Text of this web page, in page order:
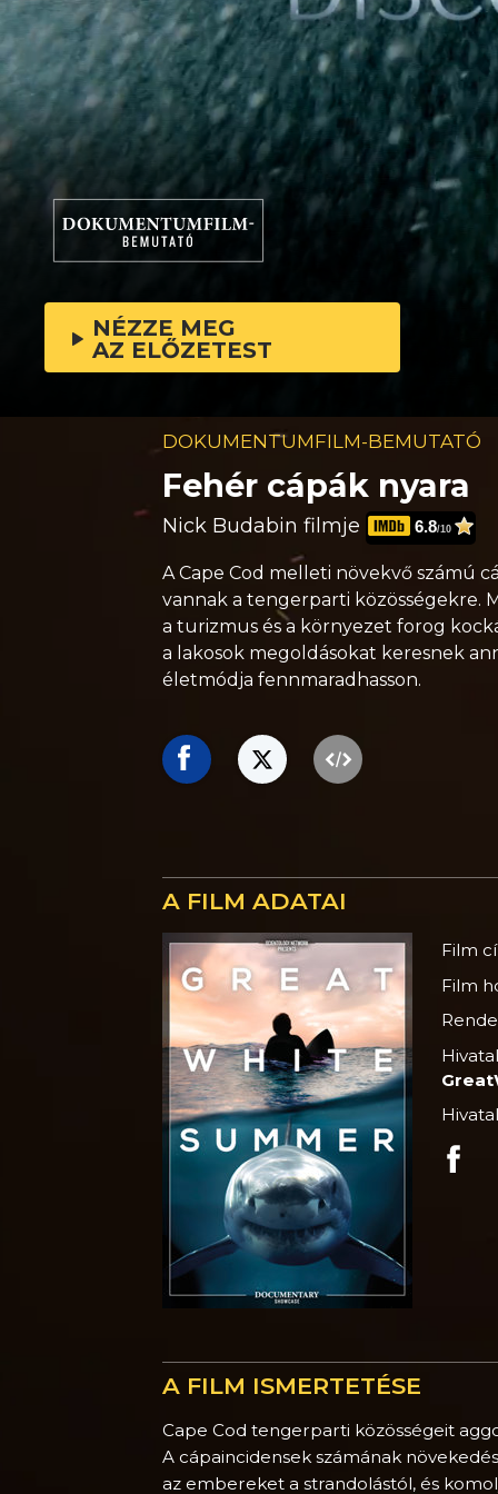
NÉZZE MEG
AZ ELŐZETEST
DOKUMENTUMFILM-BEMUTATÓ
Fehér cápák nyara
Nick Budabin filmje 6.8/10
A Cape Cod melleti növekvő számú
vannak a tengerparti közösségekre.
a turizmus és a környezet forog
a lakosok megoldásokat keresnek
életmódja fennmaradhasson.
A FILM ADATAI
Film
Film
A FILM ISMERTETÉSE
Cape Cod tengerparti közösségeit
A cápaincidensek számának
az embereket a strandolástól, és